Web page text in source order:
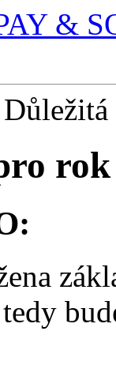
&
rok